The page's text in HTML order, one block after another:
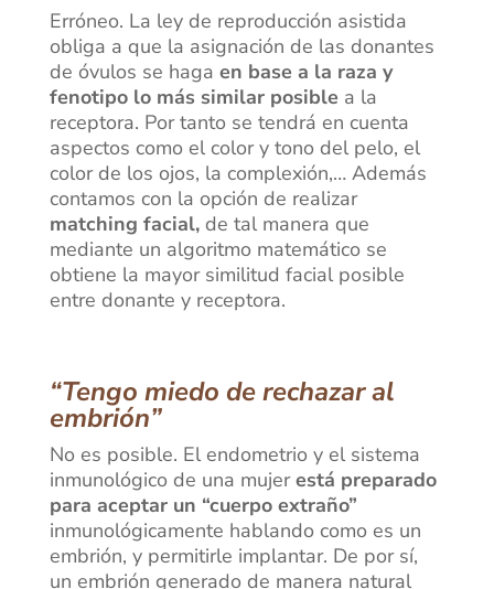
Erróneo. La ley de reproducción asistida
obliga a que la asignación de las donantes
de óvulos se haga en base a la raza y
fenotipo lo más similar posible a la
receptora. Por tanto se tendrá en cuenta
aspectos como el color y tono del pelo, el
color de los ojos, la complexión,… Además
contamos con la opción de realizar
matching facial,de tal manera que
mediante un algoritmo matemático se
obtiene la mayor similitud facial posible
entre donante y receptora.
“Tengo miedo de rechazar al
embrión”
No es posible. El endometrio y el sistema
inmunológico de una mujerestá preparado
para aceptar un “cuerpo extraño”
inmunológicamente hablando como es un
embrión, y permitirle implantar. De por sí,
un embrión generado de manera natural